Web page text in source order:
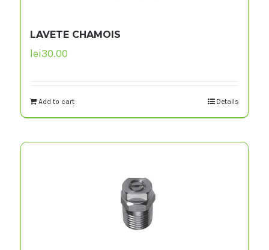
LAVETE CHAMOIS
lei30.00
Add to cart Details